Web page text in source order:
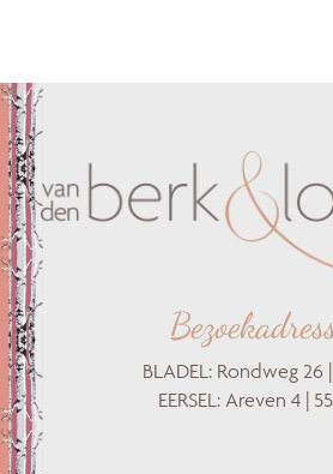
BLADEL: Rondweg 26 |
EERSEL: Areven 4 |